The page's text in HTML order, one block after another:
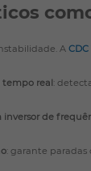
A CDC
tempo real:
de
: garante paradas